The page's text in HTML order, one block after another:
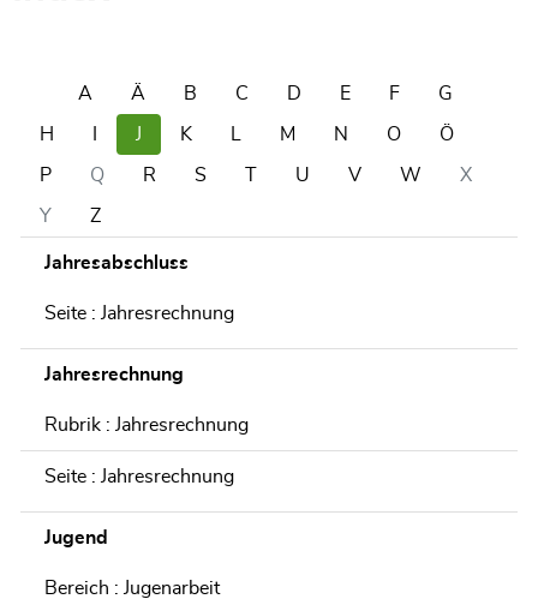
A Ä B C D E F G
H J K M N O Ö
P Q R S U V W X
Y Z
Jahresabschluss
Seite : Jahresrechnung
Jahresrechnung
Rubrik : Jahresrechnung
Seite : Jahresrechnung
Jugend
Bereich : Jugenarbeit